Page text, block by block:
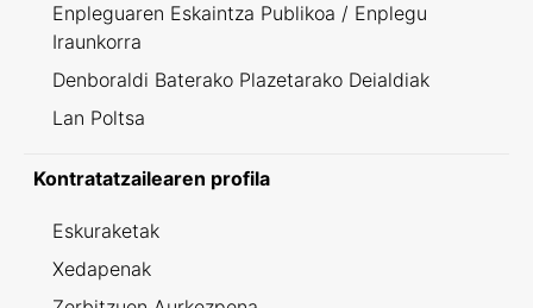
Enpleguaren Eskaintza Publikoa / Enplegu
Iraunkorra
Denboraldi Baterako Plazetarako Deialdiak
Lan Poltsa
Kontratatzailearen profila
Eskuraketak
Xedapenak